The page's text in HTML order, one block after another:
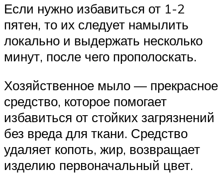
Если нужно избавиться от 1-2
пятен, то их следует намылить
локально и выдержать несколько
минут, после чего прополоскать.
Хозяйственное мыло — прекрасное
средство, которое помогает
избавиться от стойких загрязнений
без вреда для ткани. Средство
удаляет копоть, жир, возвращает
изделию первоначальный цвет.